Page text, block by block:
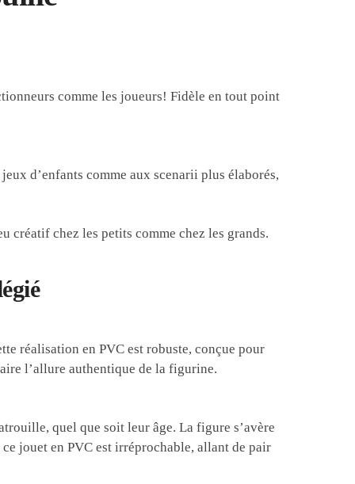
comme les joueurs! Fidèle en tout point
d’enfants comme aux scenarii plus élaborés,
créatif chez les petits comme chez les grands.
réalisation en PVC est robuste, conçue pour
l’allure authentique de la figurine.
quel que soit leur âge. La figure s’avère
jouet en PVC est irréprochable, allant de pair